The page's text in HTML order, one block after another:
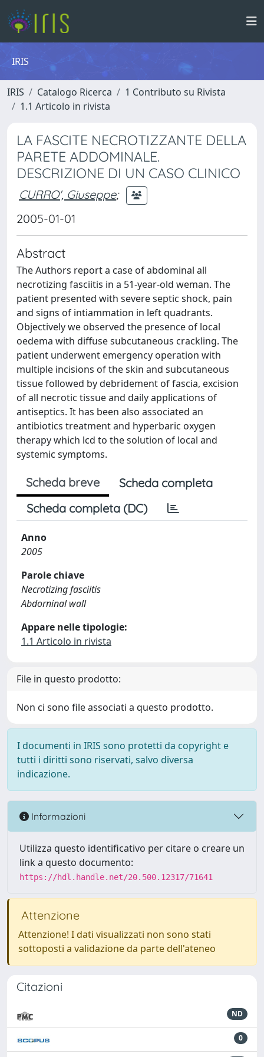
IRIS
IRIS Catalogo Ricerca
1 Contributo su Rivista
1.1 Articolo in rivista
LA FASCITE NECROTIZZANTE DELLA
PARETE ADDOMINALE.
DESCRIZIONE DI UN CASO CLINICO
CURRO', Giuseppe;
2005-01-01
Abstract
The Authors report a case of abdominal all
necrotizing fasciitis in a 51-year-old weman. The
patient presented with severe septic shock, pain
and signs of intiammation in left quadrants.
Objectively we observed the presence of local
oedema with diffuse subcutaneous crackling. The
patient underwent emergency operation with
multiple incisions of the skin and subcutaneous
tissue followed by debridement of fascia, excision
of all necrotic tissue and daily applications of
antiseptics. It has been also associated an
antibiotics treatment and hyperbaric oxygen
therapy which lcd to the solution of local and
systemic symptoms.
Scheda breve
Scheda completa
Scheda completa (DC)
Anno
2005
Parole chiave
Necrotizing fasciitis
Abdorninal wall
Appare nelle tipologie:
1.1 Articolo in rivista
File in questo prodotto:
Non ci sono file associati a questo prodotto.
I documenti in IRIS sono protetti da copyright e
tutti i diritti sono riservati, salvo diversa
indicazione.
Informazioni
Utilizza questo identificativo per citare o creare un
link a questo documento:
https://hdl.handle.net/20.500.12317/71641
Attenzione
Attenzione! I dati visualizzati non sono stati
sottoposti a validazione da parte dell'ateneo
Citazioni
ND
0